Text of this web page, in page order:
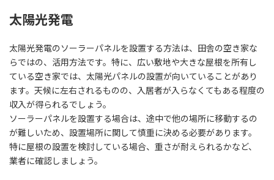
太陽光発電
太陽光発電のソーラーパネルを設置する方法は、田舎の空き家な
らではの、活用方法です。特に、広い敷地や大きな屋根を所有し
ている空き家では、太陽光パネルの設置が向いていることがあり
ます。天候に左右されるものの、入居者が入らなくてもある程度の
収入が得られるでしょう。
ソーラーパネルを設置する場合は、途中で他の場所に移動するの
が難しいため、設置場所に関して慎重に決める必要があります。
特に屋根の設置を検討している場合、重さが耐えられるかなど、
業者に確認しましょう。